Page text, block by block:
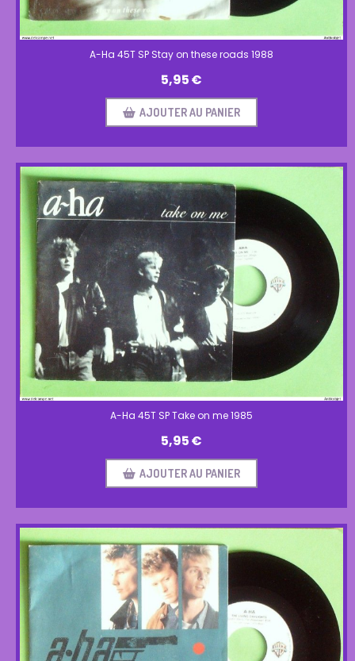
A-Ha 45T SP Stay on these roads 1988
5,95€
AJOUTER AU PANIER
A-Ha 45T SP Take on me 1985
5,95€
AJOUTER AU PANIER